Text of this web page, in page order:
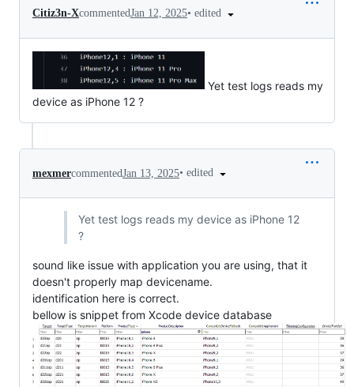
Citiz3n-XcommentedJan 12, 2025• edited
Yet test logs reads my
device as iPhone 12 ?
mexmercommentedJan 13, 2025• edited
Yet test logs reads my device as iPhone 12
?
sound like issue with application you are using, that it
doesn't properly map devicename.
identification here is correct.
bellow is snippet from Xcode device database